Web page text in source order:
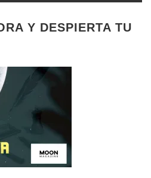
Y DESPIERTA TU